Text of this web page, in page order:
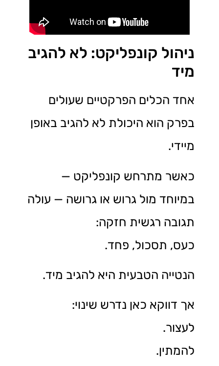
ניהול קונפליקט: לא להגיב
מיד
אחד הכלים הפרקטיים שעולים
בפרק הוא היכולת לא להגיב באופן
מיידי.
כאשר מתרחש קונפליקט —
במיוחד מול גרוש או גרושה — עולה
תגובה רגשית חזקה:
כעס, תסכול, פחד.
הנטייה הטבעית היא להגיב מיד.
אך דווקא כאן נדרש שינוי:
לעצור.
להמתין.